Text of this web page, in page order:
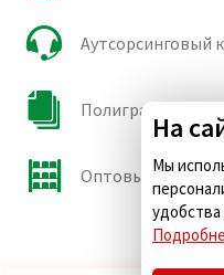
Аутсорсинговый
Полиграфические
Оптовые
На
Мы